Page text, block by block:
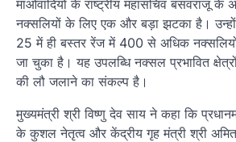
माओवादियों के राष्ट्रीय महासचिव बसवराजू
नक्सलियों के लिए एक और बड़ा झटका है।
25 में ही बस्तर रेंज में 400 से अधिक
जा चुका है। यह उपलब्धि नक्सल प्रभावित
की लौ जलाने का संकल्प है।
मुख्यमंत्री श्री विष्णु देव साय ने कहा कि
के कुशल नेतृत्व और केंद्रीय गृह मंत्री श्री